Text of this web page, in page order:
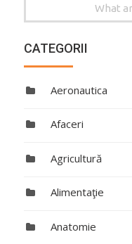
for:
CATEGORII
Aeronautica
Afaceri
Agricultură
Alimentaţie
Anatomie